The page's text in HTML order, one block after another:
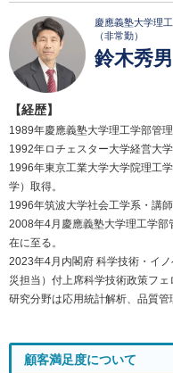
慶應義塾大学理
（非常勤）
鈴木秀男
【経歴】
1989年慶應義塾大学理工学部管理
1992年ロチェスター大学経営大学
1996年東京工業大学大学院理工
学）取得。
1996年筑波大学社会工学系・講
2008年4月慶應義塾大学理工学
在に至る。
2023年4月内閣府 科学技術・イ
災担当）付上席科学技術政策フェ
研究分野は応用統計解析、品質管
顧客満足度について